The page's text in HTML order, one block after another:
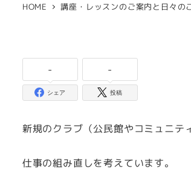
HOME 講座・レッスンのご案内と日々の
-
シェア
-
投稿
新規のクラブ（公民館やコミュニテ
仕事の組み直しを考えています。